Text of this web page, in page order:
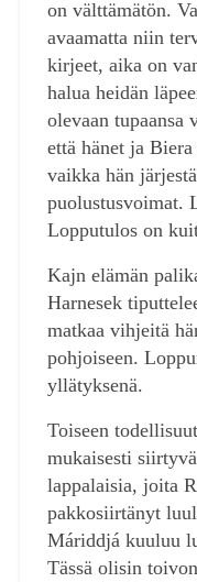
on välttämätön.
avaamatta niin
kirjeet, aika on
halua heidän
olevaan tupaansa
että hänet ja
vaikka hän
puolustusvoimat.
Lopputulos on
Kajn elämän
Harnesek
matkaa vihjeitä
pohjoiseen.
yllätyksenä.
Toiseen
mukaisesti
lappalaisia, joita
pakkosiirtänyt
Máriddjá kuuluu
Tässä olisin